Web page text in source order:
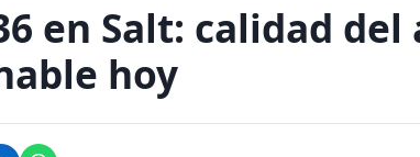
en Salt: calidad del
hoy